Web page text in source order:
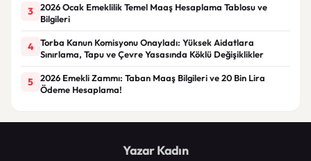
3
2026 Ocak Emeklilik Temel Maaş Hesaplama Tablosu ve
Bilgileri
4
Torba Kanun Komisyonu Onayladı: Yüksek Aidatlara
Sınırlama, Tapu ve Çevre Yasasında Köklü Değişiklikler
5
2026 Emekli Zammı: Taban Maaş Bilgileri ve 20 Bin Lira
Ödeme Hesaplama!
Yazar Kadın